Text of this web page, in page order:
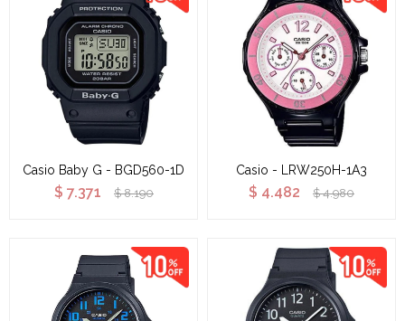
Casio Baby G - BGD560-1D
$ 7.371 $ 8.190
Casio - LRW250H-1A3
$ 4.482 $ 4.980